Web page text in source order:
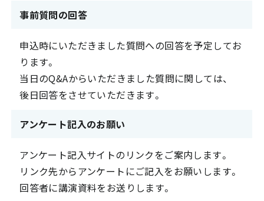
事前質問の回答
申込時にいただきました質問への回答を予定してお
ります。
当日のQ&Aからいただきました質問に関しては、
後日回答をさせていただきます。
アンケート記入のお願い
アンケート記入サイトのリンクをご案内します。
リンク先からアンケートにご記入をお願いします。
回答者に講演資料をお送りします。